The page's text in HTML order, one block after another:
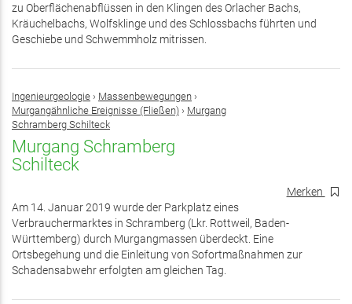
zu Oberflächenabflüssen in den Klingen des Orlacher Bachs,
Kräuchelbachs, Wolfsklinge und des Schlossbachs führten und
Geschiebe und Schwemmholz mitrissen.
Ingenieurgeologie › Massenbewegungen ›
Murgangähnliche Ereignisse (Fließen) › Murgang
Schramberg Schilteck
Murgang Schramberg
Schilteck
Merken
Am 14. Januar 2019 wurde der Parkplatz eines
Verbrauchermarktes in Schramberg (Lkr. Rottweil, Baden-
Württemberg) durch Murgangmassen überdeckt. Eine
Ortsbegehung und die Einleitung von Sofortmaßnahmen zur
Schadensabwehr erfolgten am gleichen Tag.